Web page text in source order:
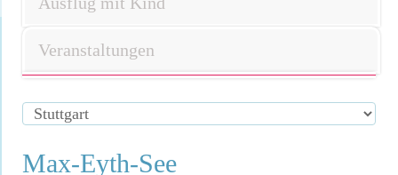
Veranstaltungen
Max-Eyth-See